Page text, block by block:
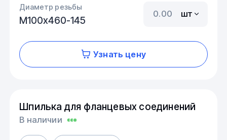
Диаметр резьбы
М100х460-145
шт
Узнать цену
Шпилька для фланцевых соединений
В наличии